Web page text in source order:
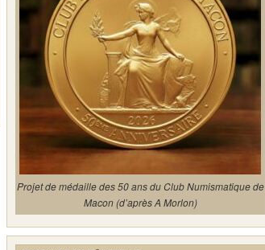
Projet de médaille des 50 ans du Club Numismatique de
Macon (d’après A Morlon)